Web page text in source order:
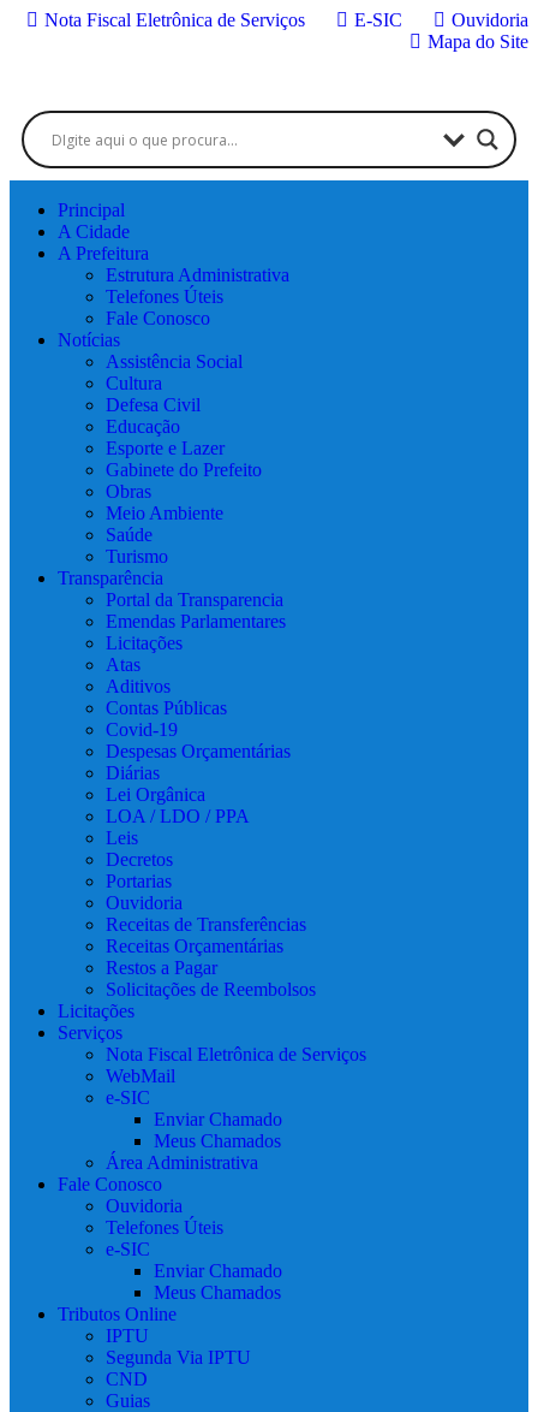
Nota Fiscal Eletrônica de Serviços E-SIC
Ouvidoria
Mapa do Site
Principal
A Cidade
A Prefeitura
Estrutura Administrativa
Telefones Úteis
Fale Conosco
Notícias
Assistência Social
Cultura
Defesa Civil
Educação
Esporte e Lazer
Gabinete do Prefeito
Obras
Meio Ambiente
Saúde
Turismo
Transparência
Portal da Transparencia
Emendas Parlamentares
Licitações
Atas
Aditivos
Contas Públicas
Covid-19
Despesas Orçamentárias
Diárias
Lei Orgânica
LOA / LDO / PPA
Leis
Decretos
Portarias
Ouvidoria
Receitas de Transferências
Receitas Orçamentárias
Restos a Pagar
Solicitações de Reembolsos
Licitações
Serviços
Nota Fiscal Eletrônica de Serviços
WebMail
e-SIC
Enviar Chamado
Meus Chamados
Área Administrativa
Fale Conosco
Ouvidoria
Telefones Úteis
e-SIC
Enviar Chamado
Meus Chamados
Tributos Online
IPTU
Segunda Via IPTU
CND
Guias